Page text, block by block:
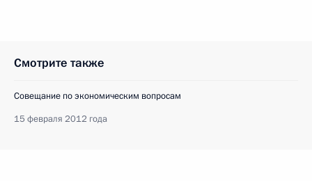
Смотрите также
Совещание по экономическим вопросам
15 февраля 2012 года